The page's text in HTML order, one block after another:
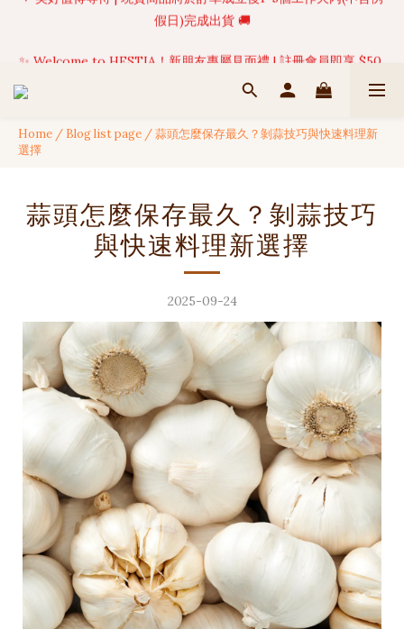
✦ 美好值得等待 | 現貨商品將於訂單成立後1-5個工作天內(不含例
✨ Welcome to HESTIA！新朋友專屬見面禮 | 註冊會員即享 $50
🍹 【NEW ARRIVALS 】🌴 熱帶島嶼系列全新上架 | 現貨限量發售
✦ 美好值得等待 | 現貨商品將於訂單成立後1-5個工作天內(不含例
Home / Blog list page /蒜頭怎麼保存最久？剝蒜技巧與快速料理新
選擇
蒜頭怎麼保存最久？剝蒜技巧
與快速料理新選擇
2025-09-24